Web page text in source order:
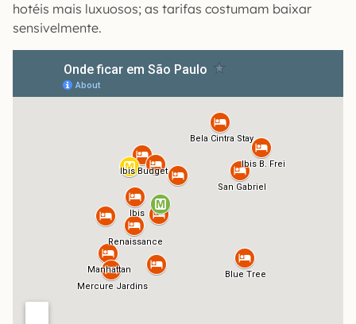
hotéis mais luxuosos; as tarifas costumam baixar
sensivelmente.